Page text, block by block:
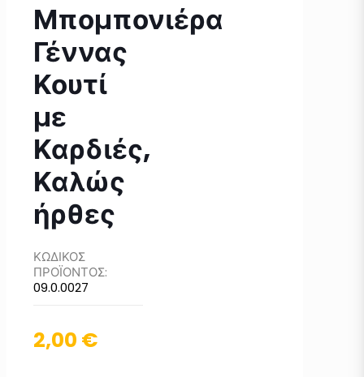
Μπομπονιέρα
Γέννας
Κουτί
με
Καρδιές,
Καλώς
ήρθες
ΚΩΔΙΚΟΣ
ΠΡΟΪΟΝΤΟΣ:
09.0.0027
2,00 €